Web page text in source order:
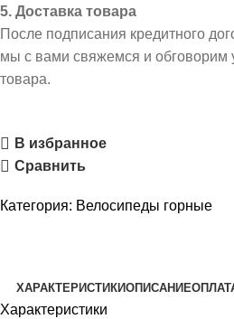
5. Доставка товара
После подписания кредитного
мы с вами свяжемся и обговорим
товара.
В избранное
Сравнить
Категория: Велосипеды горные
ХАРАКТЕРИСТИКИОПИСАНИЕ
Характеристики